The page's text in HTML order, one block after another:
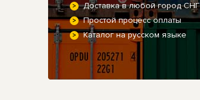
Доставка в любой город СНГ
Простой процесс оплаты
Каталог на русском языке